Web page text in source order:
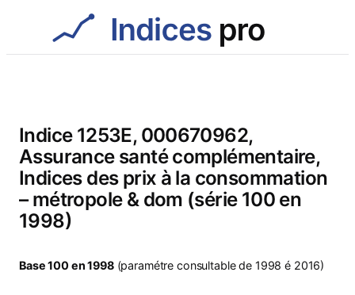
Indice 1253E, 000670962,
Assurance santé complémentaire,
Indices des prix à la consommation
– métropole & dom (série 100 en
1998)
Base 100 en 1998(paramétre consultable de 1998 é 2016)